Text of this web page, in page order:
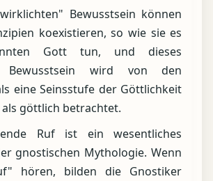
Bewusstsein können
koexistieren, so wie sie es
Gott tun, und dieses
Bewusstsein wird von den
eine Seinsstufe der Göttlichkeit
göttlich betrachtet.
Ruf ist ein wesentliches
gnostischen Mythologie. Wenn
hören, bilden die Gnostiker